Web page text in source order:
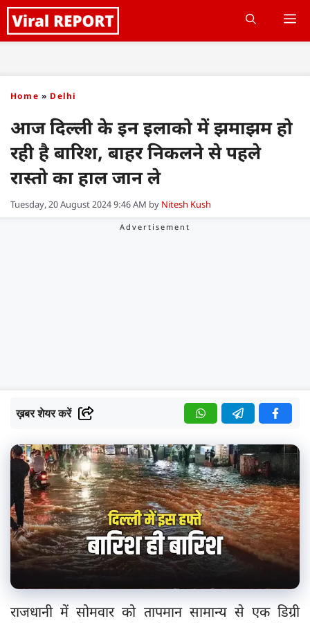
Skip
to
Home » Delhi
आज दिल्ली के इन इलाको में झमाझम हो
रही है बारिश, बाहर निकलने से पहले
रास्तो का हाल जान ले
Tuesday, 20 August 2024 9:46 AM by Nitesh Kush
ख़बर शेयर करें
राजधानी में सोमवार को तापमान सामान्य से एक डिग्री